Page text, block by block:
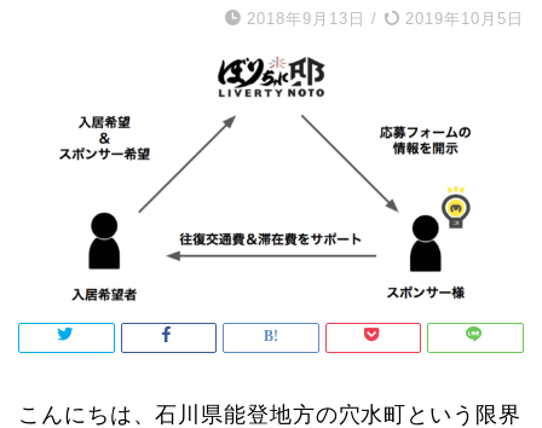
2018年9月13日 / 2019年10月5日
こんにちは、石川県能登地方の穴水町という限界